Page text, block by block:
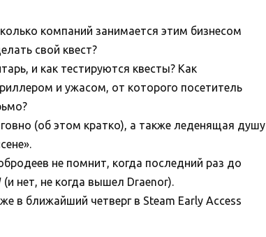
компаний занимается этим бизнесом
свой квест?
и как тестируются квесты? Как
и ужасом, от которого посетитель
(об этом кратко), а также леденящая душу
не помнит, когда последний раз до
(и нет, не когда вышел Draenor).
в ближайший четверг в Steam Early Access